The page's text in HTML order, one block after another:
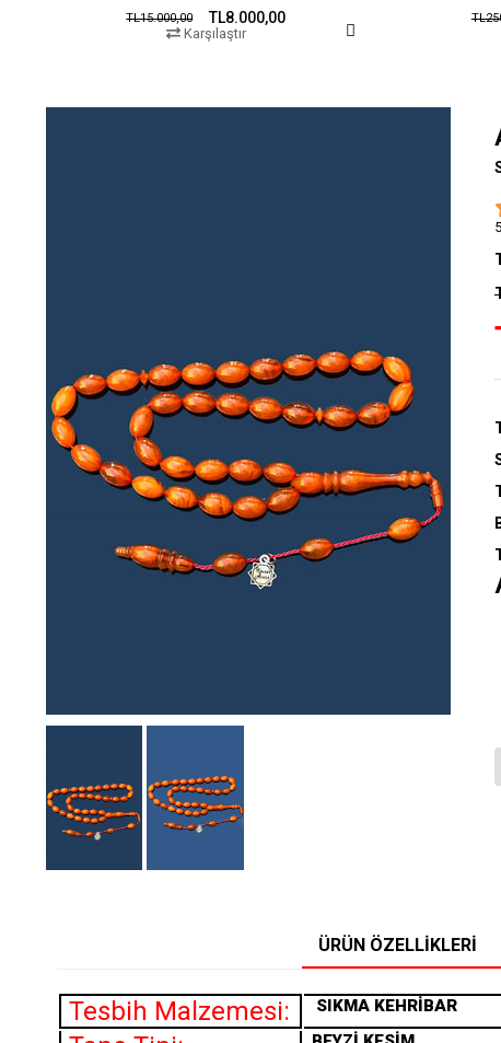
TL8.000,00
TL15.000,00
Karşılaştır
ÜRÜN ÖZELLIKLERI
Tesbih Malzemesi: SIKMA KEHRİBAR